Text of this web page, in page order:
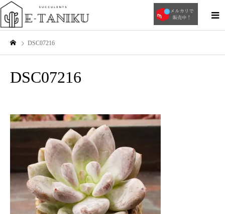
DSC07216
DSC07216